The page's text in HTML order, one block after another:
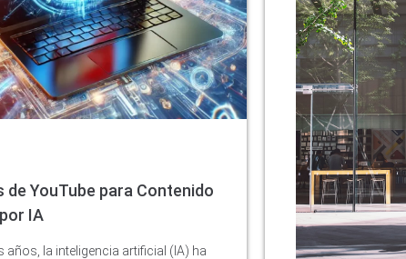
de YouTube para Contenido
IA
años, la inteligencia artificial (IA) ha